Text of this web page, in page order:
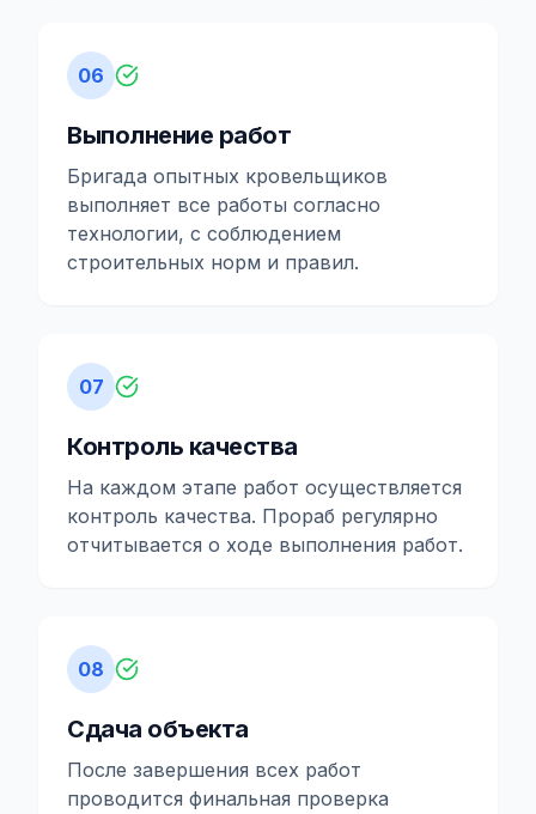
06
Выполнение работ
Бригада опытных кровельщиков
выполняет все работы согласно
технологии, с соблюдением
строительных норм и правил.
07
Контроль качества
На каждом этапе работ осуществляется
контроль качества. Прораб регулярно
отчитывается о ходе выполнения работ.
08
Сдача объекта
После завершения всех работ
проводится финальная проверка